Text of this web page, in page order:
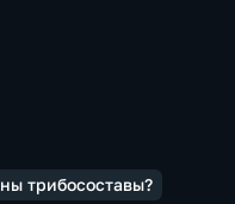
трибосоставы?